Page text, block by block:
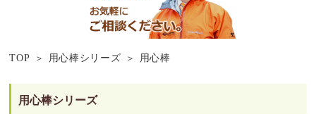
TOP 用心棒シリーズ 用心棒
用心棒シリーズ